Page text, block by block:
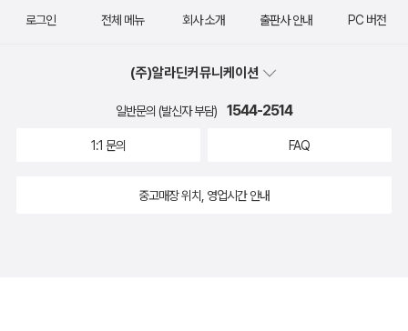
로그인 전체 메뉴 회사 소개 출판사 안내 PC 버전
(주)알라딘커뮤니케이션
일반문의 (발신자 부담) 1544-2514
1:1 문의 FAQ
중고매장 위치, 영업시간 안내